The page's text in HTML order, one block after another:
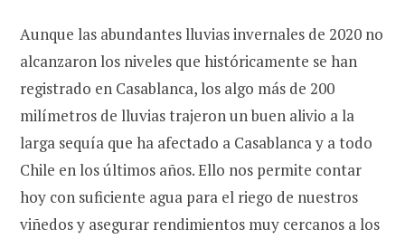
Aunque las abundantes lluvias invernales de 2020 no
alcanzaron los niveles que históricamente se han
registrado en Casablanca, los algo más de 200
milímetros de lluvias trajeron un buen alivio a la
larga sequía que ha afectado a Casablanca y a todo
Chile en los últimos años. Ello nos permite contar
hoy con suficiente agua para el riego de nuestros
viñedos y asegurar rendimientos muy cercanos a los